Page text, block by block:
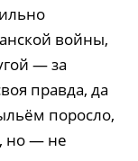
войны,
— за
правда, да
поросло,
но — не